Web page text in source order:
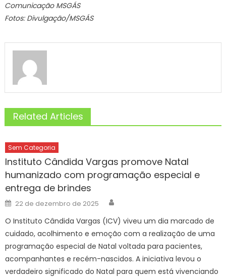
Comunicação MSGÁS
Fotos: Divulgação/MSGÁS
Related Articles
Sem Categoria
Instituto Cândida Vargas promove Natal
humanizado com programação especial e
entrega de brindes
Posted
on
22 de dezembro de 2025
O Instituto Cândida Vargas (ICV) viveu um dia marcado de
cuidado, acolhimento e emoção com a realização de uma
programação especial de Natal voltada para pacientes,
acompanhantes e recém-nascidos. A iniciativa levou o
verdadeiro significado do Natal para quem está vivenciando